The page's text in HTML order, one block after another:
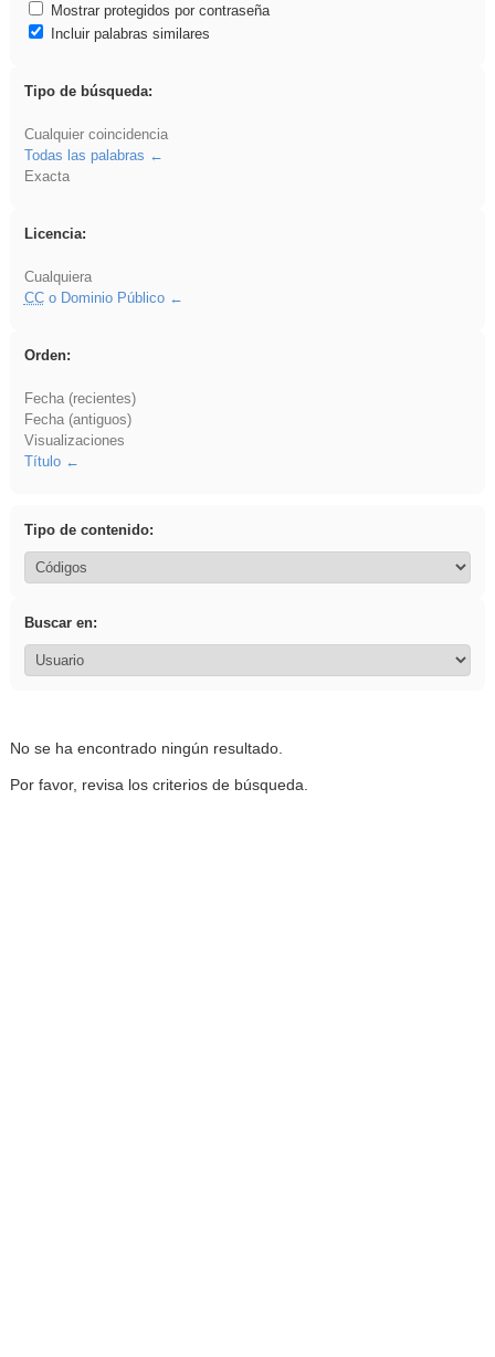
Mostrar protegidos por contraseña
Incluir palabras similares
Tipo de búsqueda:
Cualquier coincidencia
Todas las palabras
Exacta
Licencia:
Cualquiera
CCo Dominio Público
Orden:
Fecha (recientes)
Fecha (antiguos)
Visualizaciones
Título
Tipo de contenido:
Buscar en:
No se ha encontrado ningún resultado.
Por favor, revisa los criterios de búsqueda.